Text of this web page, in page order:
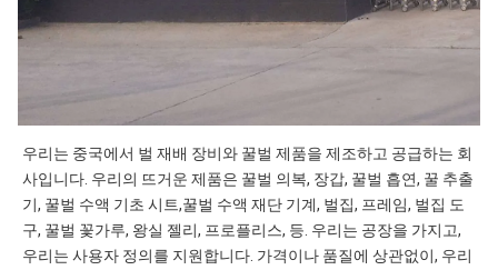
우리는 중국에서 벌 재배 장비와 꿀벌 제품을 제조하고 공급하는 회
사입니다. 우리의 뜨거운 제품은 꿀벌 의복, 장갑, 꿀벌 흡연, 꿀 추출
기, 꿀벌 수액 기초 시트,꿀벌 수액 재단 기계, 벌집, 프레임, 벌집 도
구, 꿀벌 꽃가루, 왕실 젤리, 프로플리스, 등. 우리는 공장을 가지고,
우리는 사용자 정의를 지원합니다. 가격이나 품질에 상관없이, 우리